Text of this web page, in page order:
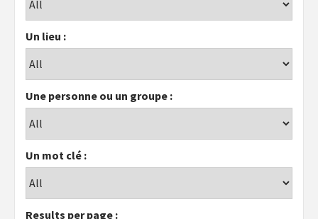
Un lieu :
Une personne ou un groupe :
Un mot clé :
Results per page :